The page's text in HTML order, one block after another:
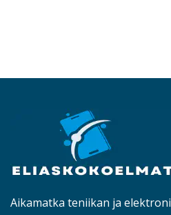
Aikamatka teniikan ja